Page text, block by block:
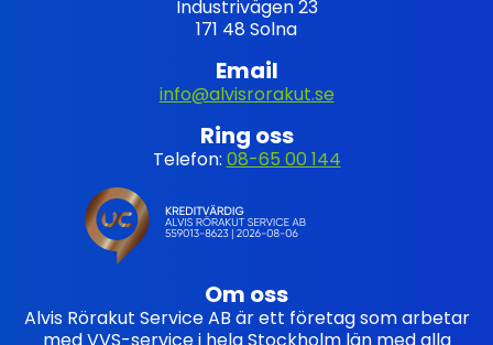
Industrivägen 23
171 48 Solna
Email
info@alvisrorakut.se
Ring oss
Telefon: 08-65 00 144
Om oss
Alvis Rörakut Service AB är ett företag som arbetar
med VVS-service i hela Stockholm län med alla